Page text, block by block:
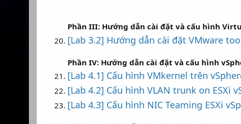
Phần III: Hướng dẫn cài đặt và cấu hình
[Lab 3.2] Hướng dẫn cài đặt VMware
Phần IV: Hướng dẫn cài đặt và cấu hình
[Lab 4.1] Cấu hình VMkernel trên
[Lab 4.2] Cấu hình VLAN trunk on ESXi
[Lab 4.3] Cấu hình NIC Teaming ESXi